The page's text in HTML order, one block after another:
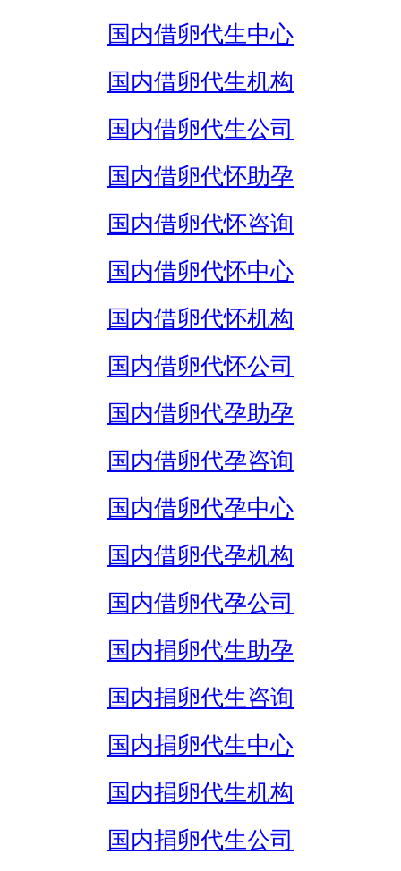
国内借卵代生中心
国内借卵代生机构
国内借卵代生公司
国内借卵代怀助孕
国内借卵代怀咨询
国内借卵代怀中心
国内借卵代怀机构
国内借卵代怀公司
国内借卵代孕助孕
国内借卵代孕咨询
国内借卵代孕中心
国内借卵代孕机构
国内借卵代孕公司
国内捐卵代生助孕
国内捐卵代生咨询
国内捐卵代生中心
国内捐卵代生机构
国内捐卵代生公司